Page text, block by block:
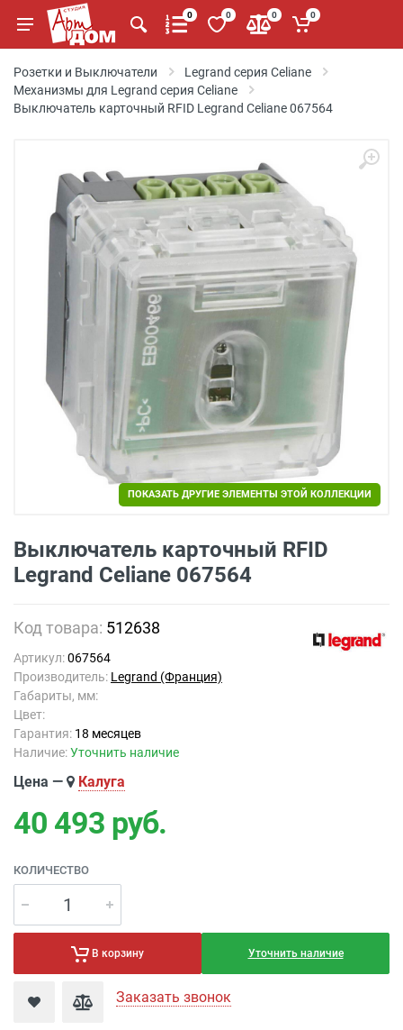
0 0 0 0
Розетки и Выключатели
Legrand серия Celiane
Механизмы для Legrand серия Celiane
Выключатель карточный RFID Legrand Celiane 067564
ПОКАЗАТЬ ДРУГИЕ ЭЛЕМЕНТЫ ЭТОЙ КОЛЛЕКЦИИ
Выключатель карточный RFID
Legrand Celiane 067564
Код товара: 512638
Артикул:067564
Производитель: Legrand (Франция)
Габариты, мм:
Цвет:
Гарантия: 18 месяцев
Наличие:Уточнить наличие
Цена — Калуга
40 493 руб.
КОЛИЧЕСТВО
В корзину Уточнить наличие
Заказать звонок